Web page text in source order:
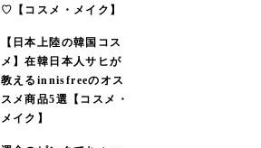
♡【コスメ・メイク】
【日本上陸の韓国コス
メ】在韓日本人サヒが
教えるinnisfreeのオス
スメ商品5選【コスメ・
メイク】